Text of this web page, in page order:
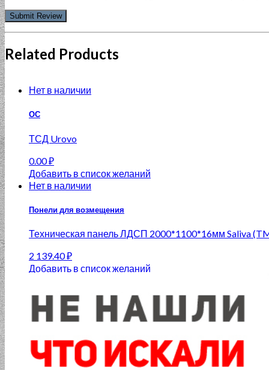
Related Products
Нет в наличии
ОС
ТСД Urovo
0.00₽
Добавить в список желаний
Нет в наличии
Понели для возмещения
Техническая панель ЛДСП 2000*1100*16мм Saliva
2 139.40₽
Добавить в список желаний
Понели для возмещения
Техническая панель ЛДСП 2000*1100*16мм Elsa (TM
2 139.40₽
Добавить в список желаний